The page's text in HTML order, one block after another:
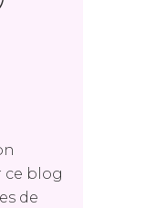
ce blog
de